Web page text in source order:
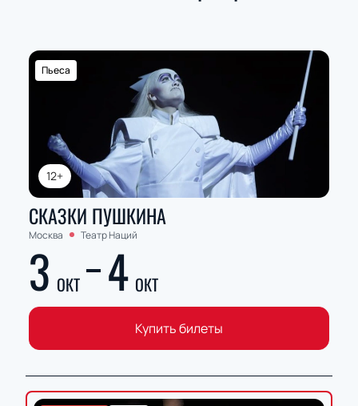
12+
Пьеса
СКАЗКИ ПУШКИНА
Москва Театр Наций
3 ОКТ 4 ОКТ
Купить билеты